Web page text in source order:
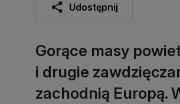
Udostępnij
Gorące masy
i drugie
zachodnią Europą.